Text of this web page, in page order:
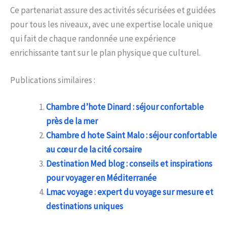
Ce partenariat assure des activités sécurisées et guidées
pour tous les niveaux, avec une expertise locale unique
qui fait de chaque randonnée une expérience
enrichissante tant sur le plan physique que culturel.
Publications similaires :
Chambre d’hote Dinard : séjour confortable
près de la mer
Chambre d hote Saint Malo : séjour confortable
au cœur de la cité corsaire
Destination Med blog : conseils et inspirations
pour voyager en Méditerranée
Lmac voyage : expert du voyage sur mesure et
destinations uniques